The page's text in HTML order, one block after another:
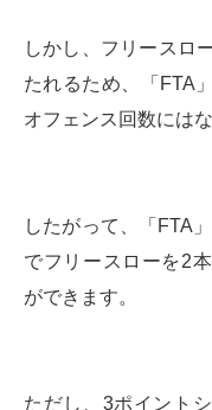
しかし、フリースロ
たれるため、「FTA
オフェンス回数にはな
したがって、「FTA
でフリースローを2
ができます。
ただし、3ポイント